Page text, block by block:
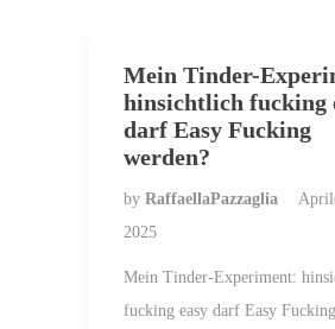
Mein Tinder-
hinsichtlich fucking
darf Easy Fucking
werden?
by RaffaellaPazzaglia
2025
Mein Tinder-Experiment:
fucking easy darf Easy